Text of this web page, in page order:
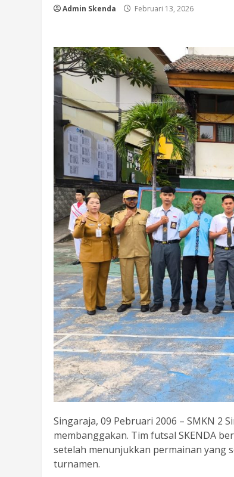
Admin Skenda Februari 13, 2026
Singaraja, 09 Pebruari 2006 – SMKN 2
membanggakan. Tim futsal SKENDA
setelah menunjukkan permainan yang
turnamen.